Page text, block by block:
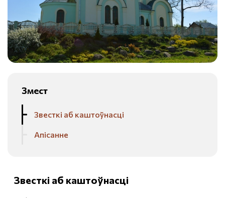
Змест
Звесткі аб каштоўнасці
Апісанне
Звесткі аб каштоўнасці